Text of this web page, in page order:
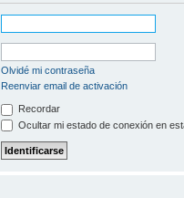
Olvidé mi contraseña
Reenviar email de activación
Recordar
Ocultar mi estado de conexión en